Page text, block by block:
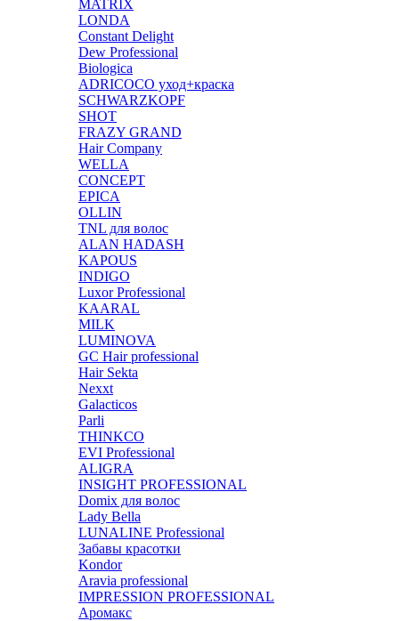
MATRIX
LONDA
Constant Delight
Dew Professional
Biologica
ADRICOCO уход+краска
SCHWARZKOPF
SHOT
FRAZY GRAND
Hair Company
WELLA
CONCEPT
EPICA
OLLIN
TNL для волос
ALAN HADASH
KAPOUS
INDIGO
Luxor Professional
KAARAL
MILK
LUMINOVA
GC Hair professional
Hair Sekta
Nexxt
Galacticos
Parli
THINKCO
EVI Professional
ALIGRA
INSIGHT PROFESSIONAL
Domix для волос
Lady Bella
LUNALINE Professional
Забавы красотки
Kondor
Aravia professional
IMPRESSION PROFESSIONAL
Аромакс